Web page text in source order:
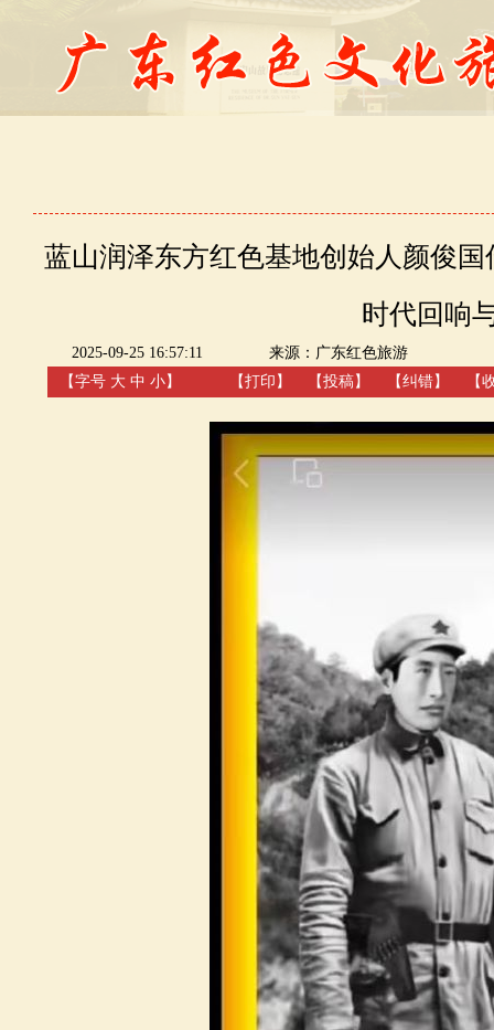
蓝山润泽东方红色基地创始人颜俊
时代回响
2025-09-25 16:57:11 来源： 广东红色旅游
【字号 大 中 小】 【打印 】 【投稿】 【纠错】 【